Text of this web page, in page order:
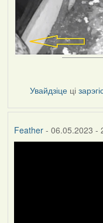
Увайдзіце ці
Feather- 06.05.2023 -